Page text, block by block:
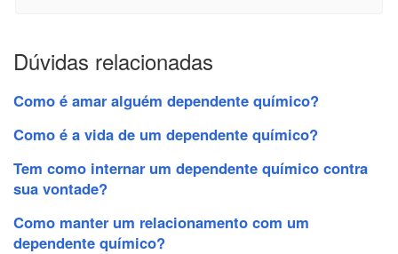
Dúvidas relacionadas
Como é amar alguém dependente químico?
Como é a vida de um dependente químico?
Tem como internar um dependente químico contra
sua vontade?
Como manter um relacionamento com um
dependente químico?